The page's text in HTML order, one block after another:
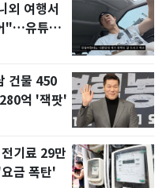
외 여행서
"…유튜브
건물 450
억 '잭팟'
기료 29만
금 폭탄'